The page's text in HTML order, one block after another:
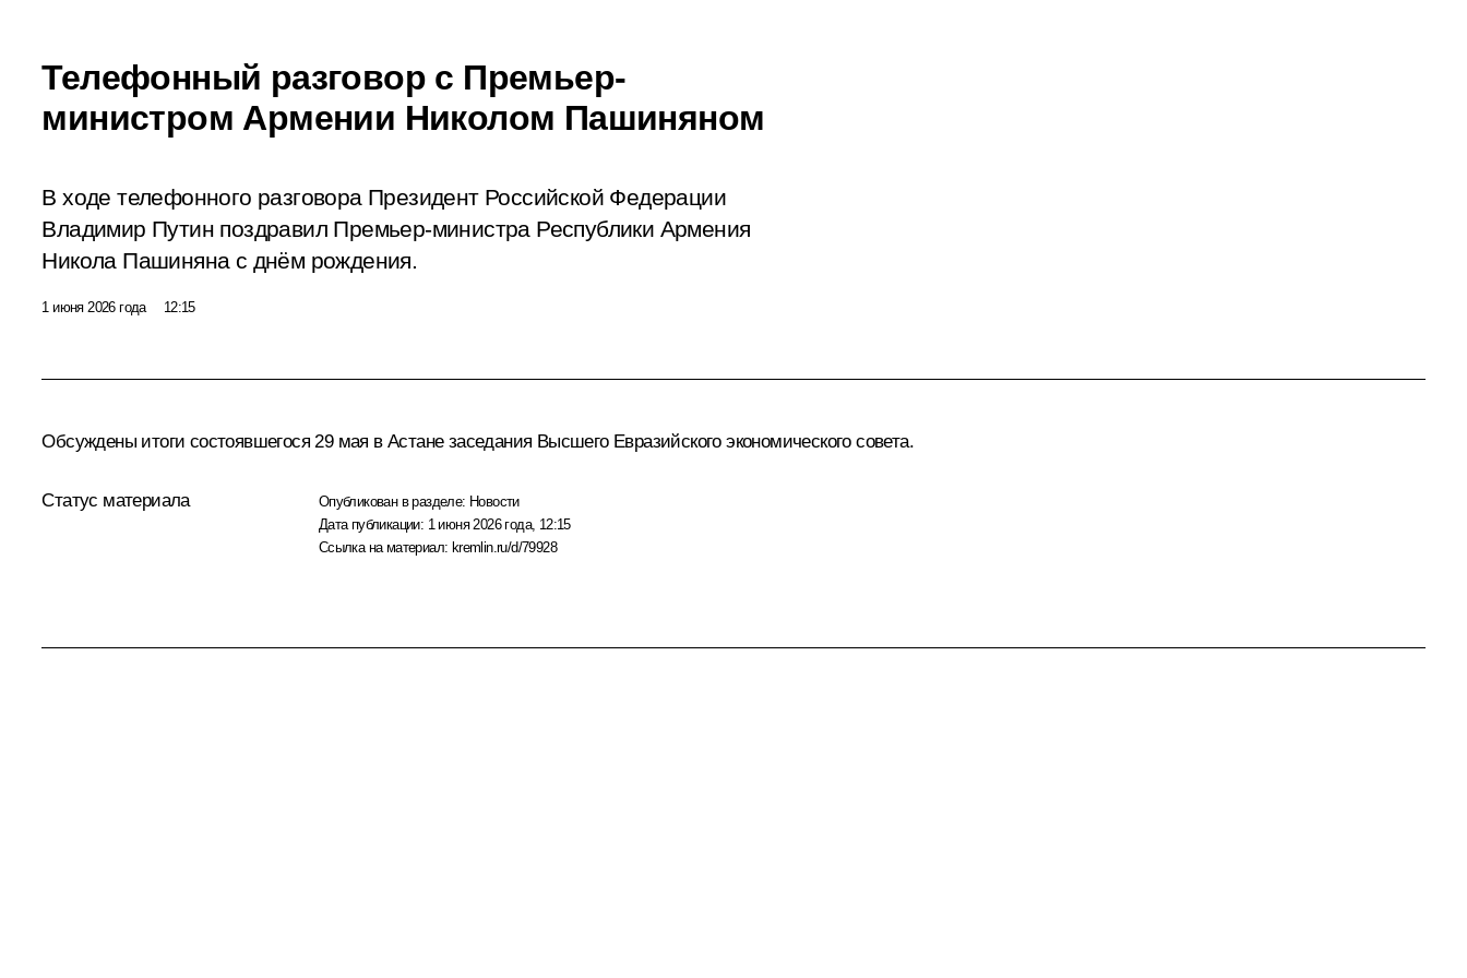
Телефонный разговор с Премьер-
министром Армении Николом Пашиняном
В ходе телефонного разговора Президент Российской Федерации
Владимир Путин поздравил Премьер-министра Республики Армения
Никола Пашиняна с днём рождения.
1 июня 2026 года 12:15
Обсуждены итоги состоявшегося 29 мая в Астане заседания Высшего Евразийского экономического совета.
Статус материала Опубликован в разделе: Новости
Дата публикации: 1 июня 2026 года, 12:15
Ссылка на материал: kremlin.ru/d/79928